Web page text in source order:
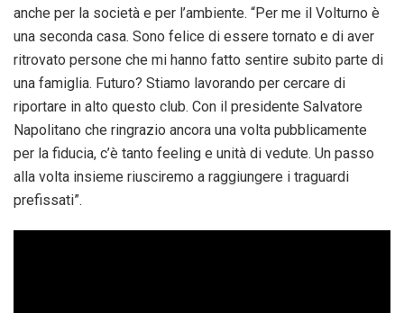
anche per la società e per l’ambiente. “Per me il Volturno è
una seconda casa. Sono felice di essere tornato e di aver
ritrovato persone che mi hanno fatto sentire subito parte di
una famiglia. Futuro? Stiamo lavorando per cercare di
riportare in alto questo club. Con il presidente Salvatore
Napolitano che ringrazio ancora una volta pubblicamente
per la fiducia, c’è tanto feeling e unità di vedute. Un passo
alla volta insieme riusciremo a raggiungere i traguardi
prefissati”.